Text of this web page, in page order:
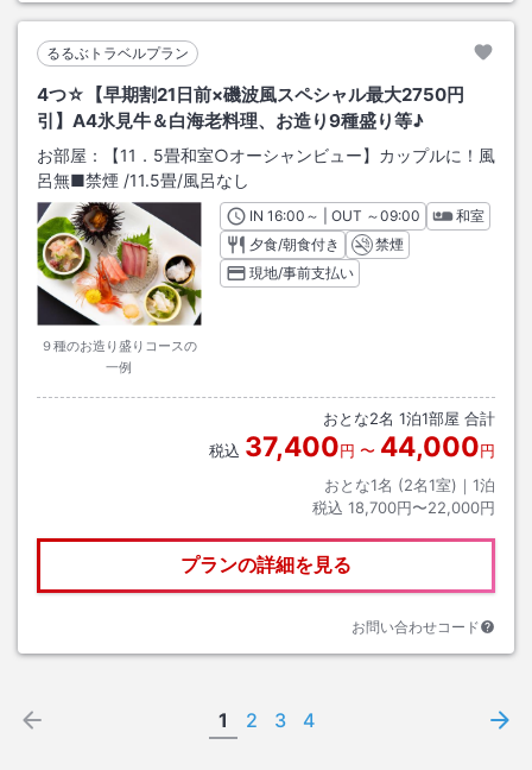
るるぶトラベルプラン
4つ☆【早期割21日前×磯波風スペシャル最大2750円
引】A4氷見牛＆白海老料理、お造り9種盛り等♪
お部屋：
【11．5畳和室○オーシャンビュー】カップルに！風
呂無■禁煙 /11.5畳/風呂なし
９種のお造り盛りコースの
一例
INチェックイン
16:00 ～ | OUT チェックアウト
～09:00
和室
夕食/朝食付き
禁煙
現地/事前支払い
おとな2名 1泊1部屋 合計
税込 37,400円 〜 44,000円
おとな1名 (2名1室)｜ 1泊
税込 18,700円〜22,000円
プランの詳細を見る
お問い合わせコード
1 2 3 4